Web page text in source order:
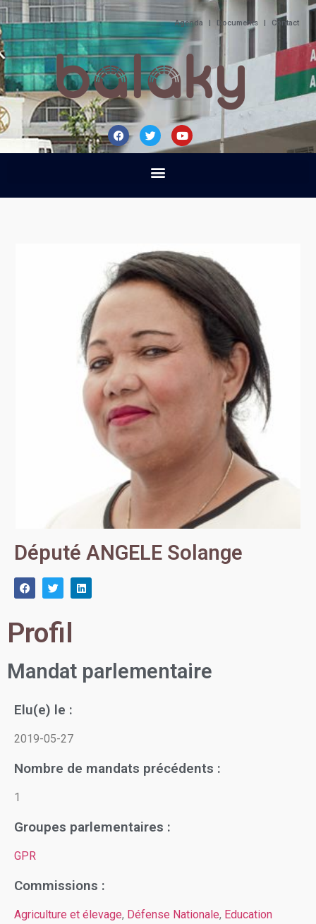
Agenda | Documents | Contact
Député ANGELE Solange
Profil
Mandat parlementaire
Elu(e) le :
2019-05-27
Nombre de mandats précédents :
1
Groupes parlementaires :
GPR
Commissions :
Agriculture et élevage, Défense Nationale, Education